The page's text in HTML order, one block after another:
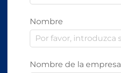
Nombre
Nombre de la empresa